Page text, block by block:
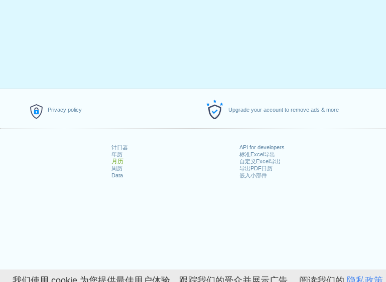
Privacy policy Upgrade your account to remove ads & more
计日器
年历
月历
周历
Data
API for developers
标准Excel导出
自定义Excel导出
导出PDF日历
嵌入小部件